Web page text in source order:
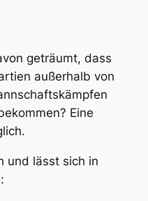
geträumt, dass
außerhalb von
Eine
und lässt sich in